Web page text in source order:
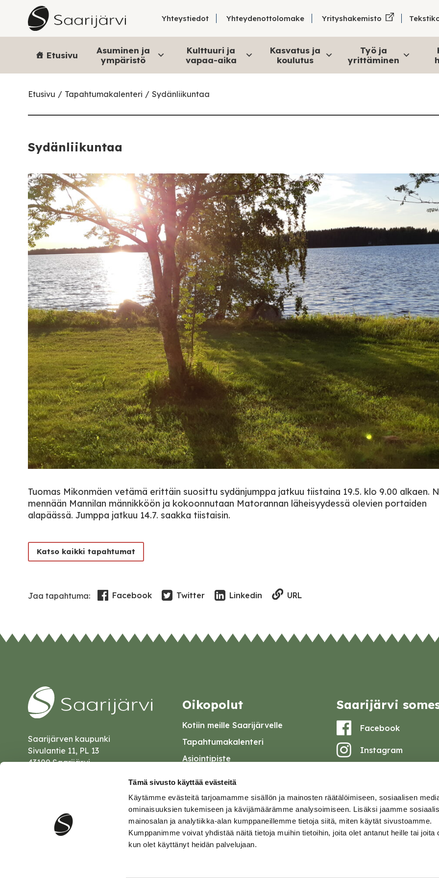
Tämä sivusto käyttää evästeitä
Käytämme evästeitä tarjoamamme sisällön ja mainosten räätälöimiseen, sosiaalisen
ominaisuuksien tukemiseen ja kävijämäärämme analysoimiseen. Lisäksi jaamme
mainosalan ja analytiikka-alan kumppaneillemme tietoja siitä, miten käytät sivustoamme.
Kumppanimme voivat yhdistää näitä tietoja muihin tietoihin, joita olet antanut heille tai joita
kun olet käyttänyt heidän palvelujaan.
Skip to content
Yhteystiedot Yhteydenottolomake Yrityshakemisto
Etusivu
Asuminen ja
ympäristö
Kulttuuri ja
vapaa-aika
Kasvatus ja
koulutus
Työ ja
yrittäminen
Etusivu Tapahtumakalenteri Sydänliikuntaa
Sydänliikuntaa
Tuomas Mikonmäen vetämä erittäin suosittu sydänjumppa jatkuu tiistaina 19.5. klo 9.00 alkaen.
mennään Mannilan männikköön ja kokoonnutaan Matorannan läheisyydessä olevien portaiden
alapäässä. Jumppa jatkuu 14.7. saakka tiistaisin.
Katso kaikki tapahtumat
Jaa tapahtuma: Facebook Twitter Linkedin URL
Saarijärven kaupunki
Sivulantie 11, PL 13
43100 Saarijärvi
Oikopolut
Kotiin meille Saarijärvelle
Tapahtumakalenteri
Asiointipiste
Palautelomake
Saavutettavuusseloste
Tietosuoja
Saarijärvi
Facebook
Instagram